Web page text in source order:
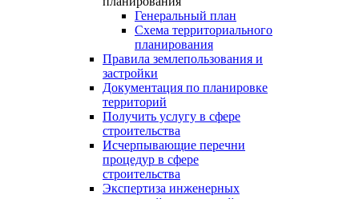
Генеральный план
Схема территориального
планирования
Правила землепользования и
застройки
Документация по планировке
территорий
Получить услугу в сфере
строительства
Исчерпывающие перечни
процедур в сфере
строительства
Экспертиза инженерных